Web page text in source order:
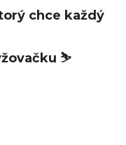
chce každý
⛷️